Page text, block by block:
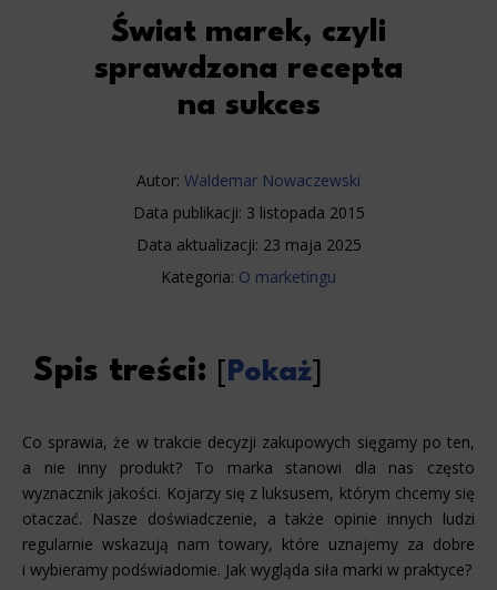
Świat marek, czyli
sprawdzona recepta
na sukces
Autor: Waldemar Nowaczewski
Data publikacji: 3 listopada 2015
Data aktualizacji: 23 maja 2025
Kategoria: O marketingu
Spis treści: Pokaż
Co sprawia, że w trakcie decyzji zakupowych sięgamy po ten,
a nie inny produkt? To marka stanowi dla nas często
wyznacznik jakości. Kojarzy się z luksusem, którym chcemy się
otaczać. Nasze doświadczenie, a także opinie innych ludzi
regularnie wskazują nam towary, które uznajemy za dobre
i wybieramy podświadomie. Jak wygląda siła marki w praktyce?